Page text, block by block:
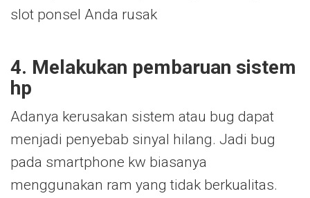
slot ponsel Anda rusak
4. Melakukan pembaruan sistem
hp
Adanya kerusakan sistem atau bug dapat
menjadi penyebab sinyal hilang. Jadi bug
pada smartphone kw biasanya
menggunakan ram yang tidak berkualitas.